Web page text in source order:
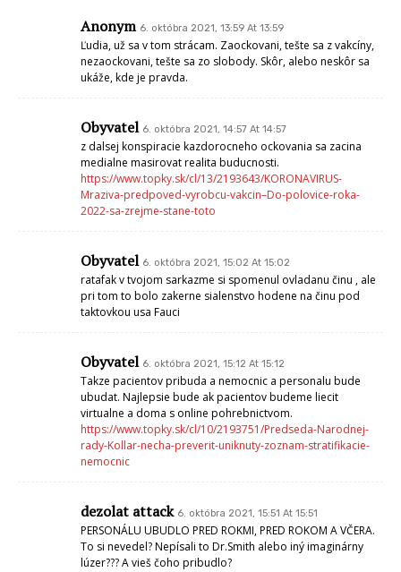
Anonym 6. októbra 2021, 13:59 At 13:59
Ľudia, už sa v tom strácam. Zaockovani, tešte sa z vakcíny,
nezaockovani, tešte sa zo slobody. Skôr, alebo neskôr sa
ukáže, kde je pravda.
Obyvatel 6. októbra 2021, 14:57 At 14:57
z dalsej konspiracie kazdorocneho ockovania sa zacina
medialne masirovat realita buducnosti.
https://www.topky.sk/cl/13/2193643/KORONAVIRUS-
Mraziva-predpoved-vyrobcu-vakcin–Do-polovice-roka-
2022-sa-zrejme-stane-toto
Obyvatel 6. októbra 2021, 15:02 At 15:02
ratafak v tvojom sarkazme si spomenul ovladanu činu , ale
pri tom to bolo zakerne sialenstvo hodene na činu pod
taktovkou usa Fauci
Obyvatel 6. októbra 2021, 15:12 At 15:12
Takze pacientov pribuda a nemocnic a personalu bude
ubudat. Najlepsie bude ak pacientov budeme liecit
virtualne a doma s online pohrebnictvom.
https://www.topky.sk/cl/10/2193751/Predseda-Narodnej-
rady-Kollar-necha-preverit-uniknuty-zoznam-stratifikacie-
nemocnic
dezolat attack 6. októbra 2021, 15:51 At 15:51
PERSONÁLU UBUDLO PRED ROKMI, PRED ROKOM A VČERA.
To si nevedel? Nepísali to Dr.Smith alebo iný imaginárny
lúzer??? A vieš čoho pribudlo?